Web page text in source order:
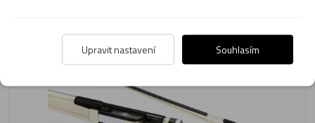
Upravit nastavení Souhlasím